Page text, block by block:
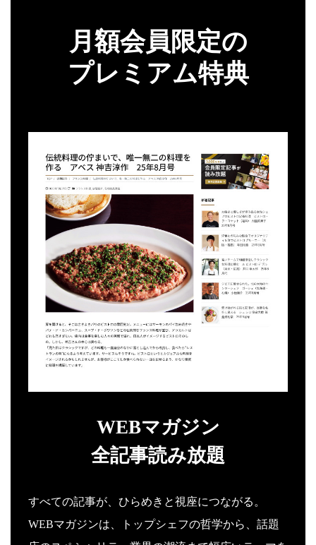
月額会員限定の
プレミアム特典
WEBマガジン
全記事読み放題
すべての記事が、ひらめきと視座につながる。
WEBマガジンは、トップシェフの哲学から、話題